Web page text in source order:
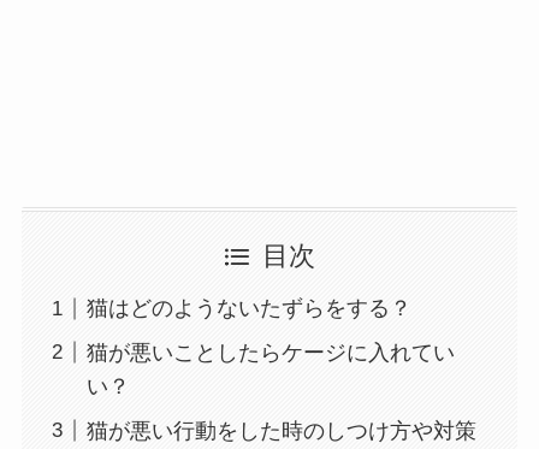
目次
猫はどのようないたずらをする？
猫が悪いことしたらケージに入れてい
い？
猫が悪い行動をした時のしつけ方や対策